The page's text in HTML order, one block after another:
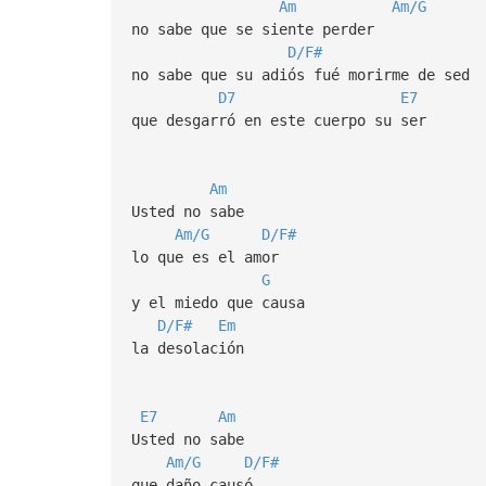
Am
Am/G
no sabe que se siente perder
D/F#
no sabe que su adiós fué morirme de sed
D7
E7
que desgarró en este cuerpo su ser
Am
Usted no sabe
Am/G
D/F#
lo que es el amor
G
y el miedo que causa
D/F#
Em
la desolación
E7
Am
Usted no sabe
Am/G
D/F#